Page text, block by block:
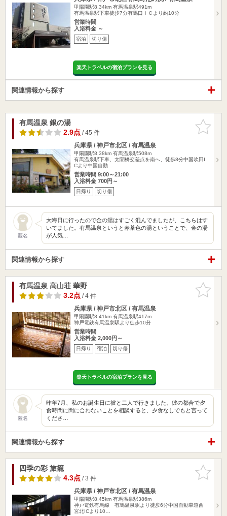
甲陽園駅8.34km 有馬温泉駅491m
有馬温泉駅下車徒歩7分有馬口ＩＣより約10分
営業時間
入浴料金 ～
宿泊 切り傷
楽天トラベルの宿泊プランを見る
関連情報から探す
お気に入
りに追加
有馬温泉 銀の湯
2.9点/ 45 件
兵庫県 / 神戸市北区 / 有馬温泉
甲陽園駅8.38km 有馬温泉駅508m
有馬温泉駅下車、太閤橋交差点を南へ、徒歩8分中国吹田I
Cより中国自動…
営業時間 9:00～21:00
入浴料金 700円～
日帰り 切り傷
匿名
大晦日に行ったので金の湯はすごく混んでましたが、こちらはす
いてました。有馬温泉というと赤茶色の湯ということで、金の湯
が人気…
関連情報から探す
お気に入
りに追加
有馬温泉 高山荘 華野
3.2点/ 4 件
兵庫県 / 神戸市北区 / 有馬温泉
甲陽園駅8.41km 有馬温泉駅417m
神戸電鉄有馬温泉駅より徒歩10分
営業時間
入浴料金 2,000円～
日帰り 宿泊 切り傷
楽天トラベルの宿泊プランを見る
匿名
昨年7月、私のお誕生日に彼と二人で行きました。彼の都合で夕
食時間に間に合わないことを相談すると、夕食なしでもと言って
くださ…
関連情報から探す
お気に入
りに追加
四季の彩 旅籠
4.3点/ 3 件
兵庫県 / 神戸市北区 / 有馬温泉
甲陽園駅8.45km 有馬温泉駅386m
神戸電鉄有馬線 有馬温泉駅より徒歩6分中国自動車道西
宮北ICより10…